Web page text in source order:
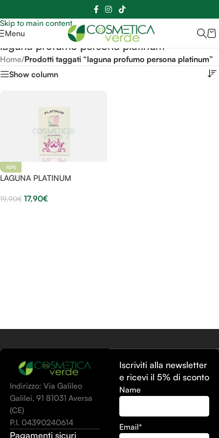
Skip to main content
Sei hai domande contattaci 📲3341056025 - 3886572748
Menu
laguna profumo persona platinum
Home/Prodotti taggati “laguna profumo persona platinum”
Show column
-10%
LAGUNA PLATINUM
19,90€ 17,90€
Indirizzo: Via Galileo
Galilei, 91 81031 Aversa
(CE)
P.I. 04390240614
Pagamenti sicuri
Iscriviti alla newsletter
e ricevi il 5% di sconto
Name
Email*